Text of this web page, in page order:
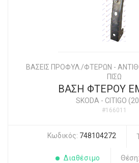
ΒΑΣΕΙΣ ΠΡΟΦΥΛ./ΦΤΕΡΩΝ -
ΠΙΣΩ
ΒΑΣΗ ΦΤΕΡΟΥ
SKODA - CITIGO
#166011
Κωδικός: 748104272
Διαθέσιμο Θέση: